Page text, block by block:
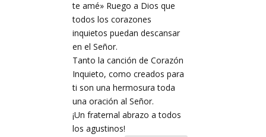
te amé» Ruego a Dios que
todos los corazones
inquietos puedan descansar
en el Señor.
Tanto la canción de Corazón
Inquieto, como creados para
ti son una hermosura toda
una oración al Señor.
¡Un fraternal abrazo a todos
los agustinos!